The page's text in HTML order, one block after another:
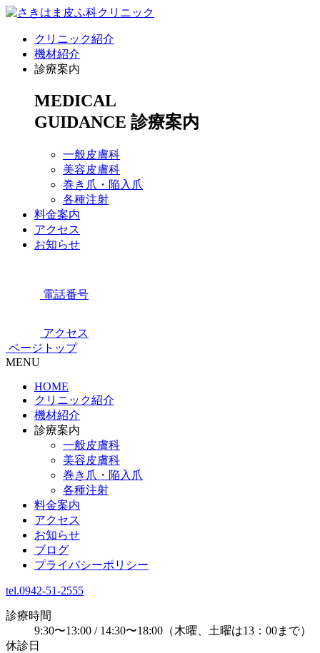
クリニック紹介
機材紹介
診療案内
MEDICAL
GUIDANCE 診療案内
一般皮膚科
美容皮膚科
巻き爪・陥入爪
各種注射
料金案内
アクセス
お知らせ
電話番号
アクセス
ページトップ
MENU
HOME
クリニック紹介
機材紹介
診療案内
一般皮膚科
美容皮膚科
巻き爪・陥入爪
各種注射
料金案内
アクセス
お知らせ
ブログ
プライバシーポリシー
tel.0942-51-2555
診療時間
9:30〜13:00 / 14:30〜18:00 （木曜、土曜は13：00まで）
休診日